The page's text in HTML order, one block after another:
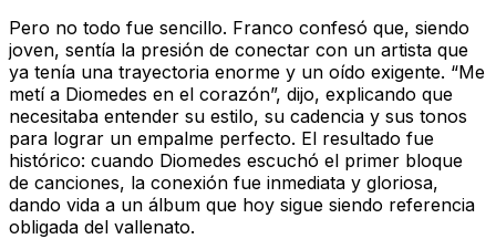
Pero no todo fue sencillo. Franco confesó que, siendo
joven, sentía la presión de conectar con un artista que
ya tenía una trayectoria enorme y un oído exigente. “Me
metí a Diomedes en el corazón”, dijo, explicando que
necesitaba entender su estilo, su cadencia y sus tonos
para lograr un empalme perfecto. El resultado fue
histórico: cuando Diomedes escuchó el primer bloque
de canciones, la conexión fue inmediata y gloriosa,
dando vida a un álbum que hoy sigue siendo referencia
obligada del vallenato.